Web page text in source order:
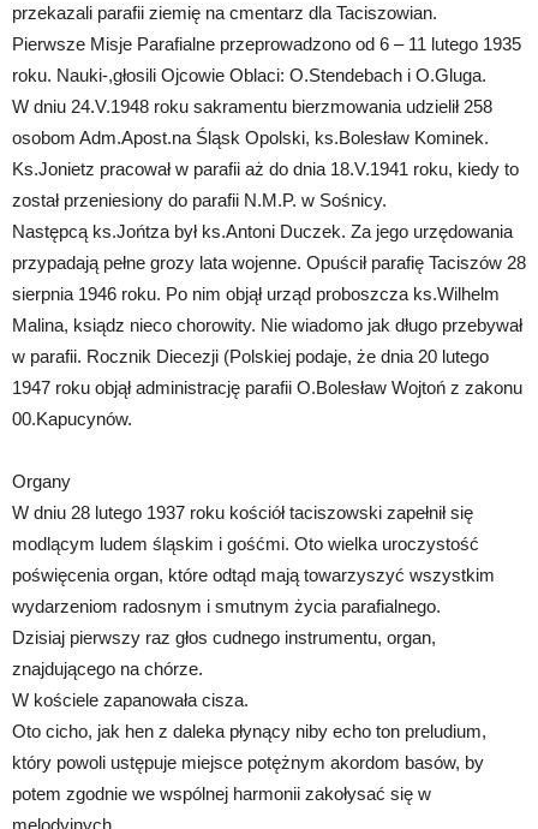
przekazali parafii ziemię na cmentarz dla Taciszowian.
Pierwsze Misje Parafialne przeprowadzono od 6 – 11 lutego 1935
roku. Nauki-,głosili Ojcowie Oblaci: O.Stendebach i O.Gluga.
W dniu 24.V.1948 roku sakramentu bierzmowania udzielił 258
osobom Adm.Apost.na Śląsk Opolski, ks.Bolesław Kominek.
Ks.Jonietz pracował w parafii aż do dnia 18.V.1941 roku, kiedy to
został przeniesiony do parafii N.M.P. w Sośnicy.
Następcą ks.Jońtza był ks.Antoni Duczek. Za jego urzędowania
przypadają pełne grozy lata wojenne. Opuścił parafię Taciszów 28
sierpnia 1946 roku. Po nim objął urząd proboszcza ks.Wilhelm
Malina, ksiądz nieco chorowity. Nie wiadomo jak długo przebywał
w parafii. Rocznik Diecezji (Polskiej podaje, że dnia 20 lutego
1947 roku objął administrację parafii O.Bolesław Wojtoń z zakonu
00.Kapucynów.
Organy
W dniu 28 lutego 1937 roku kościół taciszowski zapełnił się
modlącym ludem śląskim i gośćmi. Oto wielka uroczystość
poświęcenia organ, które odtąd mają towarzyszyć wszystkim
wydarzeniom radosnym i smutnym życia parafialnego.
Dzisiaj pierwszy raz głos cudnego instrumentu, organ,
znajdującego na chórze.
W kościele zapanowała cisza.
Oto cicho, jak hen z daleka płynący niby echo ton preludium,
który powoli ustępuje miejsce potężnym akordom basów, by
potem zgodnie we wspólnej harmonii zakołysać się w
melodyjnych